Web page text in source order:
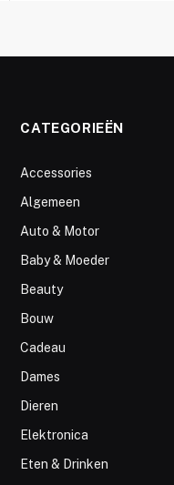
CATEGORIEËN
Accessories
Algemeen
Auto & Motor
Baby & Moeder
Beauty
Bouw
Cadeau
Dames
Dieren
Elektronica
Eten & Drinken